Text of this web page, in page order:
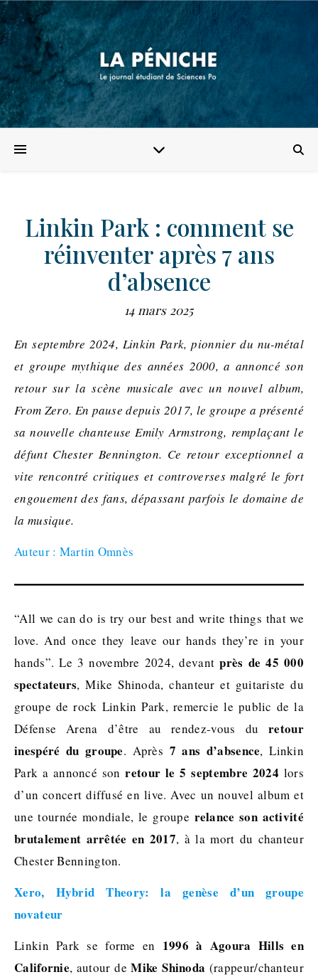
Linkin Park : comment se
réinventer après 7 ans
d’absence
14 mars 2025
En septembre 2024, Linkin Park, pionnier du nu-métal
et groupe mythique des années 2000, a annoncé son
retour sur la scène musicale avec un nouvel album,
From Zero. En pause depuis 2017, le groupe a présenté
sa nouvelle chanteuse Emily Armstrong, remplaçant le
défunt Chester Bennington. Ce retour exceptionnel a
vite rencontré critiques et controverses malgré le fort
engouement des fans, dépassant parfois le domaine de
la musique.
Auteur : Martin Omnès
“All we can do is try our best and write things that we
love. And once they leave our hands they’re in your
hands”. Le 3 novembre 2024, devantprès de 45 000
spectateurs, Mike Shinoda, chanteur et guitariste du
groupe de rock Linkin Park, remercie le public de la
Défense Arena d’être au rendez-vous duretour
inespéré du groupe. Après 7 ans d’absence, Linkin
Park a annoncé sonretour le 5 septembre 2024 lors
d’un concert diffusé en live. Avec un nouvel album et
une tournée mondiale, le groupe relance son activité
brutalement arrêtée en 2017, à la mort du chanteur
Chester Bennington.
Xero, Hybrid Theory: la genèse d’un groupe
novateur
Linkin Park se forme en 1996 à Agoura Hills en
Californie, autour deMike Shinoda (rappeur/chanteur